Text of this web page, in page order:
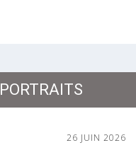
PORTRAITS
26 JUIN 2026